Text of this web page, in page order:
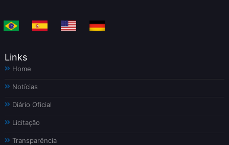
Links
Home
Notícias
Diário Oficial
Licitação
Transparência